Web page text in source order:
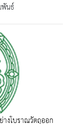
นธ์
างโบราณวัตถุออก